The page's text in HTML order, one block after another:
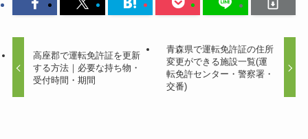
高座郡で運転免許証を更新
する方法｜必要な持ち物・
受付時間・期間
青森県で運転免許証の住所
変更ができる施設一覧(運
転免許センター・警察署・
交番)